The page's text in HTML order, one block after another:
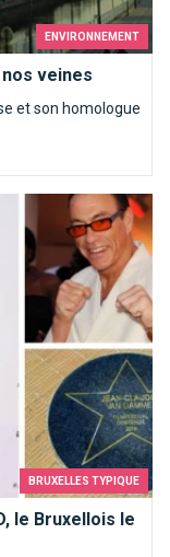
ENVIRONNEMENT
nos veines
et son homologue
BRUXELLES TYPIQUE
le Bruxellois le